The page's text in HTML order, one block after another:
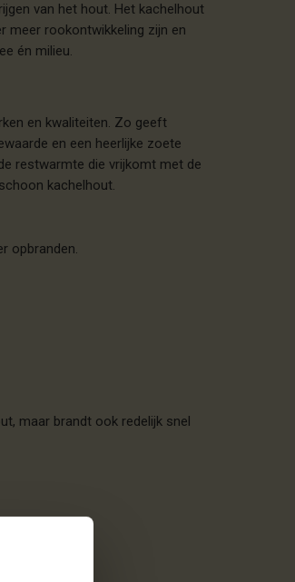
van het hout. Het kachelhout
meer rookontwikkeling zijn en
én milieu.
en kwaliteiten. Zo geeft
en een heerlijke zoete
restwarmte die vrijkomt met de
kachelhout.
opbranden.
maar brandt ook redelijk snel